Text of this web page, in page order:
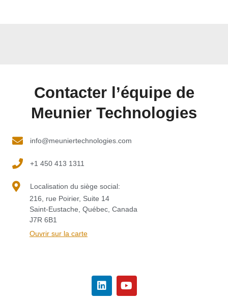
Contacter l’équipe de
Meunier Technologies
info@meuniertechnologies.com
+1 450 413 1311
Localisation du siège social:
216, rue Poirier, Suite 14
Saint-Eustache, Québec, Canada
J7R 6B1
Ouvrir sur la carte